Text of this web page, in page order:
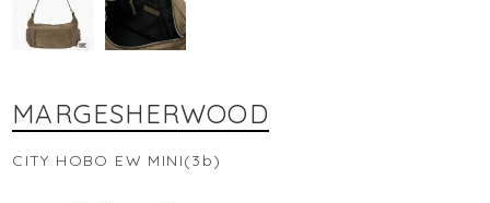
MARGESHERWOOD
CITY HOBO EW MINI(3b)